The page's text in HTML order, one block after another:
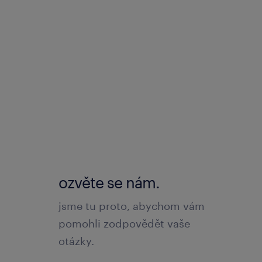
ozvěte se nám.
jsme tu proto, abychom vám
pomohli zodpovědět vaše
otázky.